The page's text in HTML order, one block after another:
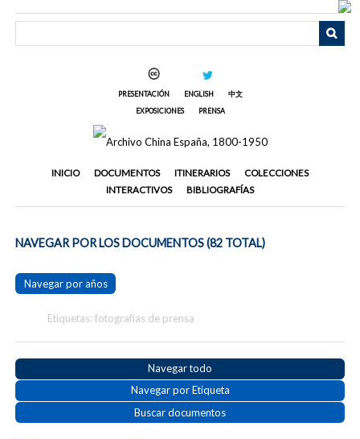
PRESENTACIÓN ENGLISH
中文
EXPOSICIONES
PRENSA
INICIO DOCUMENTOS ITINERARIOS
COLECCIONES
INTERACTIVOS
BIBLIOGRAFÍAS
NAVEGAR POR LOS DOCUMENTOS (82 TOTAL)
Navegar por años
Etiquetas: fotografías de prensa
Navegar todo
Navegar por Etiqueta
Buscar documentos